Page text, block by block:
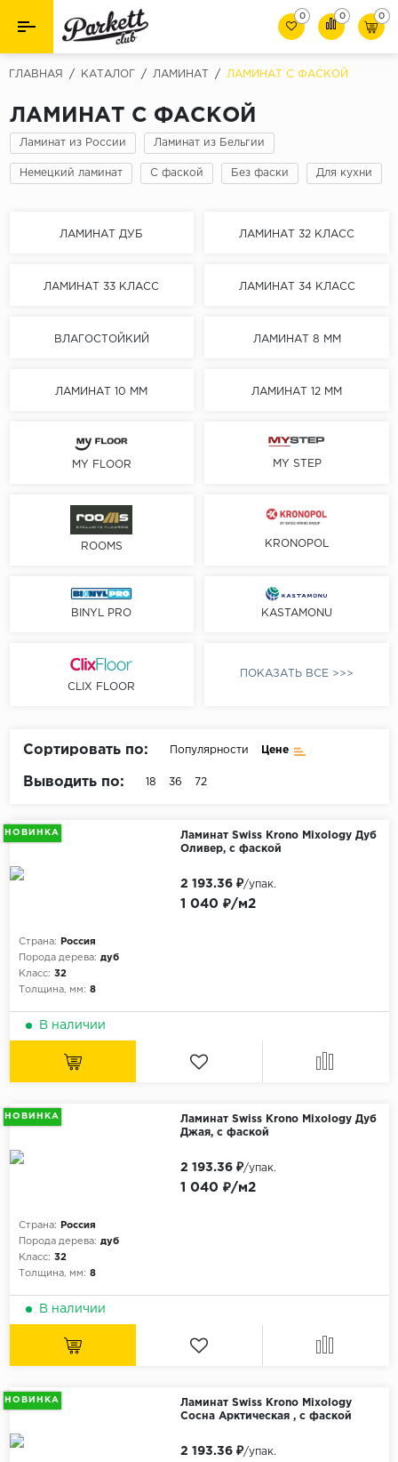
Назад
Ламинат
Назад
33 класс
Толшина
10мм
Бренды
MY STEP
ROOMS
JOSS BEAUMONT
TIMBER
Франция
Дуб
Инженерная доска
Подложка под паркет и ламинат
0 0 0
ГЛАВНАЯ / КАТАЛОГ / ЛАМИНАТ / ЛАМИНАТ С ФАСКОЙ
ЛАМИНАТ С ФАСКОЙ
Ламинат из России Ламинат из Бельгии
Немецкий ламинат С фаской Без фаски Для кухни
ЛАМИНАТ ДУБ ЛАМИНАТ 32 КЛАСС
ЛАМИНАТ 33 КЛАСС ЛАМИНАТ 34 КЛАСС
ВЛАГОСТОЙКИЙ ЛАМИНАТ 8 ММ
ЛАМИНАТ 10 ММ ЛАМИНАТ 12 ММ
MY FLOOR MY STEP
ROOMS KRONOPOL
BINYL PRO KASTAMONU
CLIX FLOOR
ПОКАЗАТЬ ВСЕ >>>
Сортировать по: Популярности Цене
Выводить по: 18 36 72
НОВИНКА
Ламинат Swiss Krono Mixology Дуб
Оливер, с фаской
Страна:
Россия
Порода дерева: дуб
Класс: 32
Толщина, мм: 8
1 040 ₽/м2
2 193.36 ₽/упак.
В наличии
НОВИНКА
Ламинат Swiss Krono Mixology Дуб
Джая, с фаской
Страна:
Россия
Порода дерева: дуб
Класс: 32
Толщина, мм: 8
1 040 ₽/м2
2 193.36 ₽/упак.
В наличии
НОВИНКА
Ламинат Swiss Krono Mixology
Сосна Арктическая , с фаской
2 193.36 ₽/упак.